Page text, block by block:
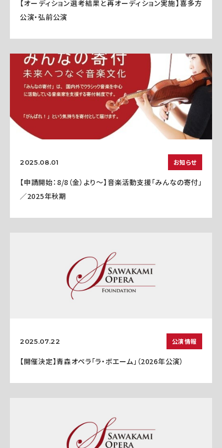
【オーディション選考結果と再オーディション実施】喜多方
公演・弘前公演
2025.08.01 お知らせ
【申請開始：8/8（金）より～】音楽活動支援「みんなの寄付」
／2025年秋期
2025.07.22 公演情報
【開催決定】青森オペラ「ラ・ボエーム」（2026年公演）